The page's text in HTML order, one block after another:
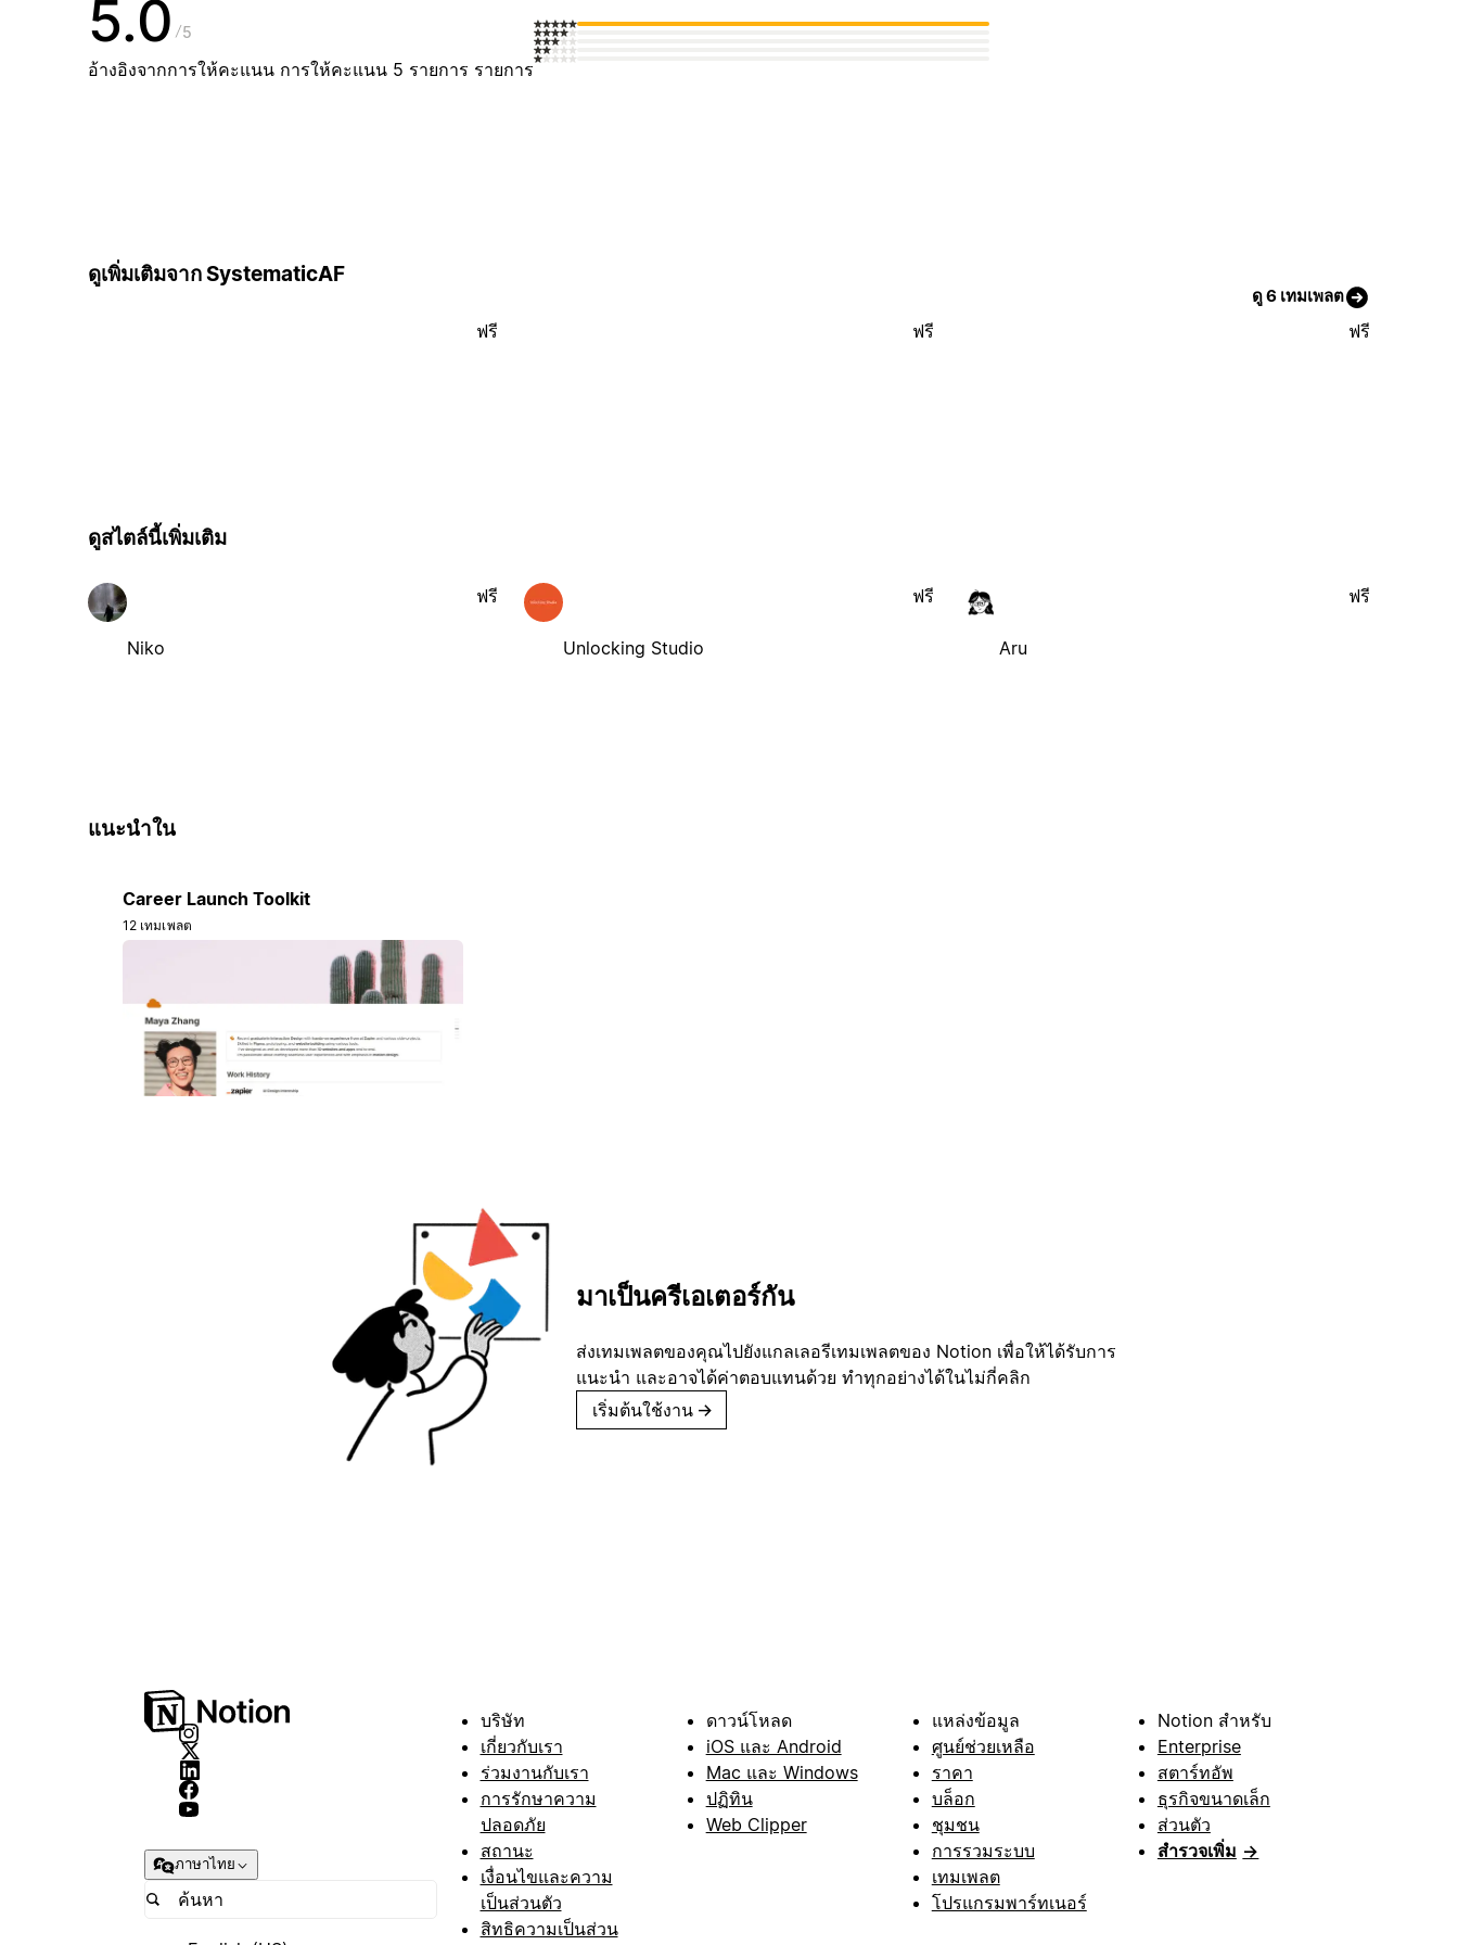
5.0 5
อ้างอิงจากการให้คะแนน การให้คะแนน 5 รายการ รายการ
ดูเพิ่มเติมจาก SystematicAF
ดู 6 เทมเพลต
ฟรี ฟรี ฟรี
ดูสไตล์นี้เพิ่มเติม
Niko
ฟรี
Unlocking Studio
ฟรี
Aru
ฟรี
แนะนำใน
Career Launch Toolkit
12 เทมเพลต
มาเป็นครีเอเตอร์กัน
ส่งเทมเพลตของคุณไปยังแกลเลอรีเทมเพลตของ Notion เพื่อให้ได้รับการ
แนะนำ และอาจได้ค่าตอบแทนด้วย ทำทุกอย่างได้ในไม่กี่คลิก
เริ่มต้นใช้งาน →
ภาษาไทย
บริษัท
เกี่ยวกับเรา
ร่วมงานกับเรา
การรักษาความ
ปลอดภัย
สถานะ
เงื่อนไขและความ
เป็นส่วนตัว
สิทธิความเป็นส่วน
ดาวน์โหลด
iOS และ Android
Mac และ Windows
ปฏิทิน
Web Clipper
แหล่งข้อมูล
ศูนย์ช่วยเหลือ
ราคา
บล็อก
ชุมชน
การรวมระบบ
เทมเพลต
โปรแกรมพาร์ทเนอร์
Notion สำหรับ
Enterprise
สตาร์ทอัพ
ธุรกิจขนาดเล็ก
ส่วนตัว
สำรวจเพิ่ม →